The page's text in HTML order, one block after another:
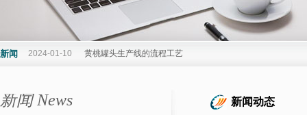
新闻 2024-01-10 黄桃罐头生产线的流程工艺
新闻 News 新闻动态